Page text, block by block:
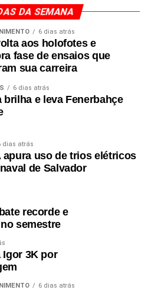
DA SEMANA
6 dias atrás
aos holofotes e
fase de ensaios que
sua carreira
6 dias atrás
brilha e leva Fenerbahçe
dias atrás
apura uso de trios elétricos
de Salvador
recorde e
semestre
Igor 3K por
6 dias atrás